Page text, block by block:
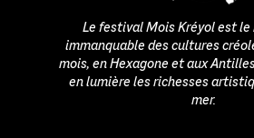
Le festival Mois Kréyol est le
immanquable descultures
mois, en Hexagone et aux
en lumière les richesses
mer.